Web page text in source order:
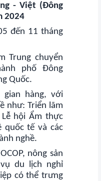
- Việt (Đông
2024
đến 11 tháng
Trung chuyển
phố Đông
Quốc.
hàng, với
như: Triển lãm
hội Ẩm thực
quốc tế và các
nghề.
nông sản
du lịch nghỉ
có thể trưng